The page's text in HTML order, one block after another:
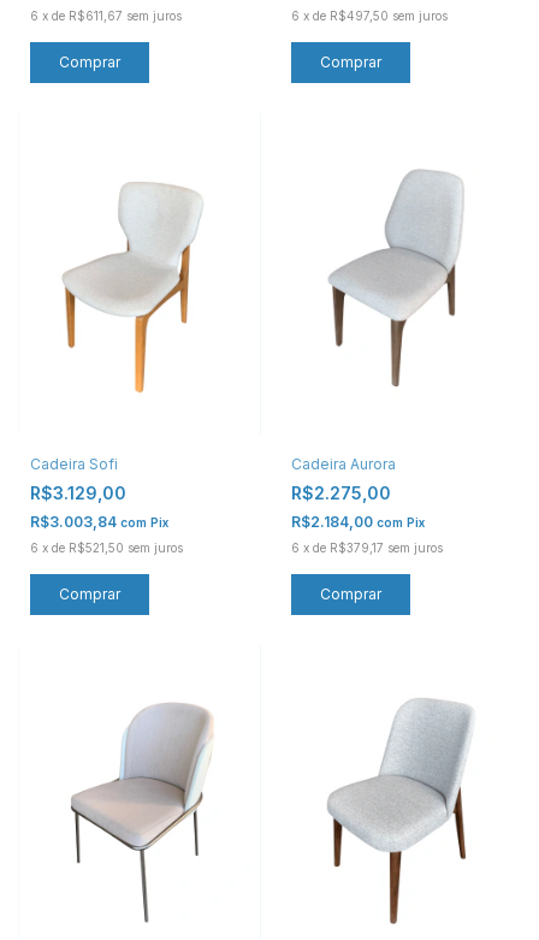
6 x de R$611,67 sem juros
Comprar
6 x de R$497,50 sem juros
Comprar
Cadeira Sofi
R$3.129,00
R$3.003,84 com Pix
6 x de R$521,50 sem juros
Comprar
Cadeira Aurora
R$2.275,00
R$2.184,00 com Pix
6 x de R$379,17 sem juros
Comprar